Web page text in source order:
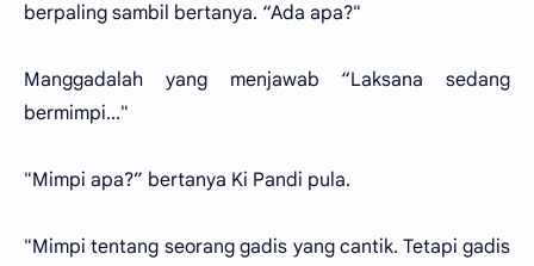
berpaling sambil bertanya. “Ada apa?"
Manggadalah yang menjawab “Laksana sedang
bermimpi..."
"Mimpi apa?” bertanya Ki Pandi pula.
"Mimpi tentang seorang gadis yang cantik. Tetapi gadis